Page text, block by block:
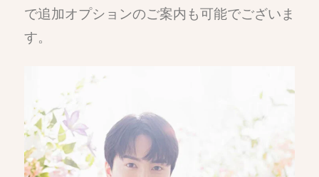
で追加オプションのご案内も可能でございま
す。